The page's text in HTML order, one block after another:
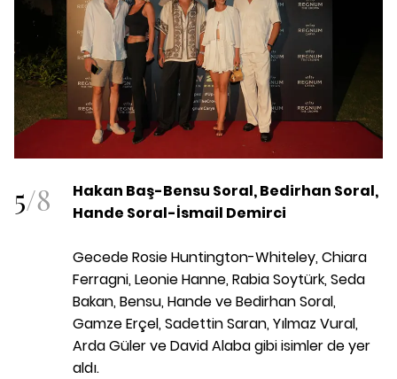
5/8
Hakan Baş-Bensu Soral, Bedirhan Soral,
Hande Soral-İsmail Demirci
Gecede Rosie Huntington-Whiteley, Chiara
Ferragni, Leonie Hanne, Rabia Soytürk, Seda
Bakan, Bensu, Hande ve Bedirhan Soral,
Gamze Erçel, Sadettin Saran, Yılmaz Vural,
Arda Güler ve David Alaba gibi isimler de yer
aldı.